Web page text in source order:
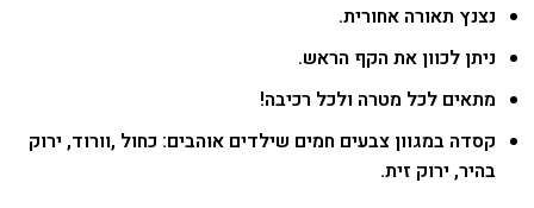
נצנץ תאורה אחורית.
ניתן לכוון את הקף הראש.
מתאים לכל מטרה ולכל רכיבה!
קסדה במגוון צבעים חמים שילדים אוהבים: כחול ,וורוד, ירוק
בהיר, ירוק זית.